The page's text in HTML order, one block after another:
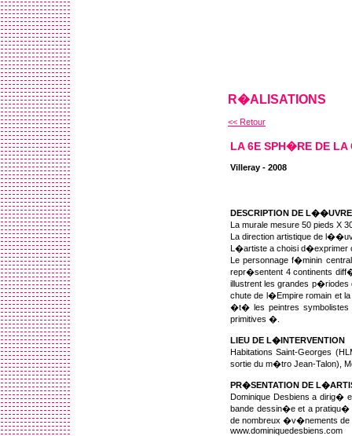
R�ALISATIONS
<< Retour
LA 6E SPH�RE DE LA
Villeray - 2008
DESCRIPTION DE L��UVRE
La murale mesure 50 pieds X
La direction artistique de
L�artiste a choisi d�exprimer
Le personnage f�minin
repr�sentent 4 continents
illustrent les grandes
chute de l�Empire romain et
�t� les peintres symbolistes
primitives �.
LIEU DE L�INTERVENTION
Habitations Saint-Georges
sortie du m�tro Jean-Talon),
PR�SENTATION DE
Dominique Desbiens a
bande dessin�e et a
de nombreux �v�nements de
www.dominiquedesbiens.com